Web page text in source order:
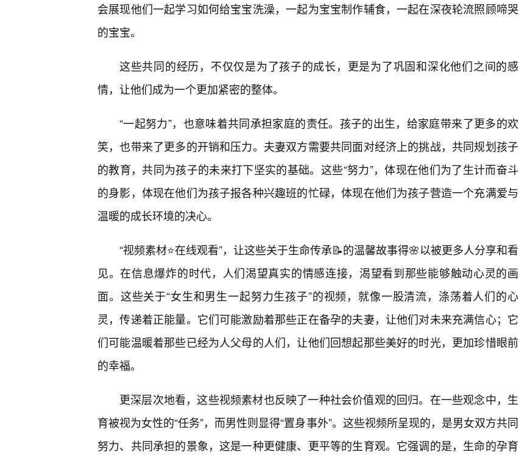
会展现他们一起学习如何给宝宝洗澡，一起为宝宝制作辅食，一起在深夜轮流照顾啼哭
的宝宝。
这些共同的经历，不仅仅是为了孩子的成长，更是为了巩固和深化他们之间的感
情，让他们成为一个更加紧密的整体。
“一起努力”，也意味着共同承担家庭的责任。孩子的出生，给家庭带来了更多的欢
笑，也带来了更多的开销和压力。夫妻双方需要共同面对经济上的挑战，共同规划孩子
的教育，共同为孩子的未来打下坚实的基础。这些“努力”，体现在他们为了生计而奋斗
的身影，体现在他们为孩子报各种兴趣班的忙碌，体现在他们为孩子营造一个充满爱与
温暖的成长环境的决心。
“视频素材⭐在线观看”，让这些关于生命传承📝的温馨故事得🌸以被更多人分享和看
见。在信息爆炸的时代，人们渴望真实的情感连接，渴望看到那些能够触动心灵的画
面。这些关于“女生和男生一起努力生孩子”的视频，就像一股清流，涤荡着人们的心
灵，传递着正能量。它们可能激励着那些正在备孕的夫妻，让他们对未来充满信心；它
们可能温暖着那些已经为人父母的人们，让他们回想起那些美好的时光，更加珍惜眼前
的幸福。
更深层次地看，这些视频素材也反映了一种社会价值观的回归。在一些观念中，生
育被视为女性的“任务”，而男性则显得“置身事外”。这些视频所呈现的，是男女双方共同
努力、共同承担的景象，这是一种更健康、更平等的生育观。它强调的是，生命的孕育